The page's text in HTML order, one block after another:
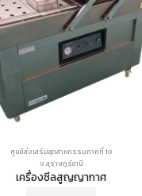
ศูนย์ส่งเสริมอุตสาหกรรมภาคที่ 10
จ.สุราษฎร์ธานี
เครื่องซีลสูญญากาศ